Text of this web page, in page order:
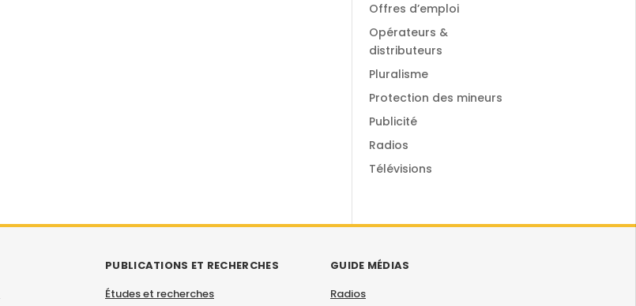
Offres d’emploi
Opérateurs &
distributeurs
Pluralisme
Protection des mineurs
Publicité
Radios
Télévisions
PUBLICATIONS ET RECHERCHES
Études et recherches
GUIDE MÉDIAS
Radios